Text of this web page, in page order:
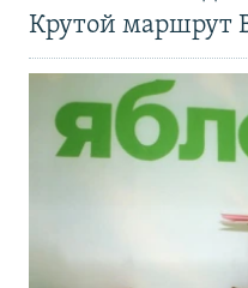
Крутой маршрут